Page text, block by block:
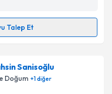
Talep Et
takvimi talebi
randevu almanız için bir
ile bilgilendireceğiz.
Sanisoğlu
Doğum +1diğer